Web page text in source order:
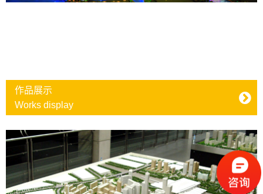
作品展示
Works display